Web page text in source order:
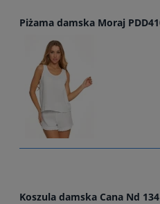
Piżama damska Moraj
Koszula damska Cana Nd